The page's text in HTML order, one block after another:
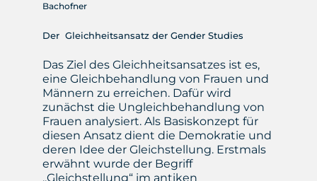
Bachofner
Der Gleichheitsansatz der Gender Studies
Das Ziel des Gleichheitsansatzes ist es,
eine Gleichbehandlung von Frauen und
Männern zu erreichen. Dafür wird
zunächst die Ungleichbehandlung von
Frauen analysiert. Als Basiskonzept für
diesen Ansatz dient die Demokratie und
deren Idee der Gleichstellung. Erstmals
erwähnt wurde der Begriff
,,Gleichstellung“ im antiken